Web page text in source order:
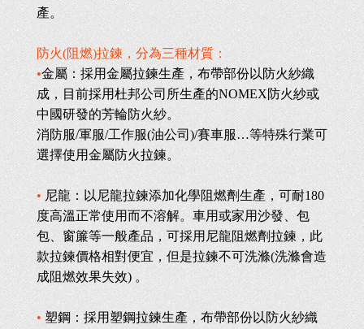
產。
防火(阻燃)拉鍊，分為三種材質：
•金屬：採用金屬拉鍊生產，布帶部份以防火紗織
成，目前採用杜邦公司所生產的NOMEX防火紗或
中國研發的芳輪防火紗。
消防服/軍服/工作服(油公司)/賽車服…等特殊行業可
選擇使用金屬防火拉鍊。
• 尼龍：以尼龍拉鍊添加化學阻燃劑生產，可耐180
度高溫正常使用而不溶解。車用或家用沙發、包
包、窗簾等一般產品，可採用尼龍阻燃劑拉鍊，此
款拉鍊價格相對便宜，但是拉鍊不可洗滌(洗滌會造
成阻燃效果失效) 。
• 塑鋼：採用塑鋼拉鍊生產，布帶部份以防火紗織